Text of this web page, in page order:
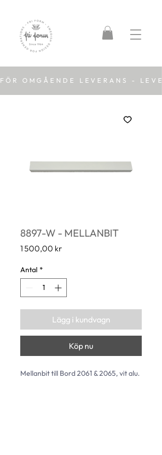
FÖR OMGÅENDE LEVERANS -
8897-W - MELLANBIT
1 500,00 kr
Antal *
Lägg i kundvagn
Köp nu
Mellanbit till Bord 2061 & 2065, vit alu.